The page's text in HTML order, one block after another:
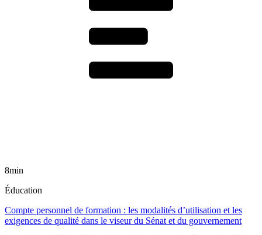
8min
Éducation
Compte personnel de formation : les modalités d’utilisation et les
exigences de qualité dans le viseur du Sénat et du gouvernement